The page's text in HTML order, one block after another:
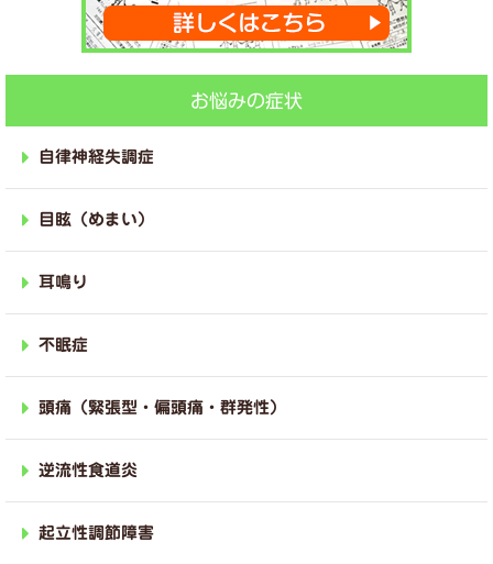
お悩みの症状
自律神経失調症
目眩（めまい）
耳鳴り
不眠症
頭痛（緊張型・偏頭痛・群発性）
逆流性食道炎
起立性調節障害